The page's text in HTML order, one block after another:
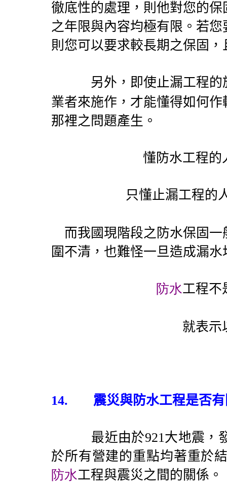
徹底性的處理，則他對您的
之年限與內容均極有限。若
則您可以要求較長期之保固
另外，即使止漏工程的
業者來施作，才能懂得如何
那裡之問題產生。
懂防水工程的
只懂止漏工程的
而我國現階段之防水保固一
圍不清，也難怪一旦造成漏
防水工程不
就表示
14. 震災與防水工程是否
最近由於921大地震，
於所有營建的重點均著重於
防水工程與震災之間的關係。